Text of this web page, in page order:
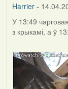
Harrier-
У 13:49
з крыкамі, а ў